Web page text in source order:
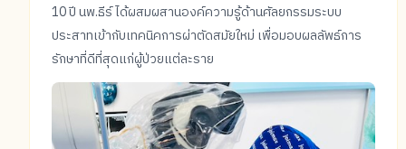
10 ปี นพ.ธีร์ ได้ผสมผสานองค์ความรู้ด้านศัลยกรรมระบบ
ประสาทเข้ากับเทคนิคการผ่าตัดสมัยใหม่ เพื่อมอบผลลัพธ์การ
รักษาที่ดีที่สุดแก่ผู้ป่วยแต่ละราย